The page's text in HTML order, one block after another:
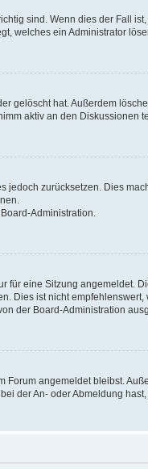
sind. Wenn dies der Fall
welches ein Administrator
gelöscht hat. Außerdem
aktiv an den Diskussionen
zurücksetzen. Dies
Administration.
für eine Sitzung angemeldet.
Dies ist nicht
der Board-Administration
angemeldet bleibst.
der An- oder Abmeldung